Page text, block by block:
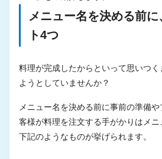
メニュー名を決める前
ト4つ
料理が完成したからといって思いつ
ようとしていませんか？
メニュー名を決める前に事前の準備
客様が料理を注文する手がかりはメニ
下記のようなものが挙げられます。